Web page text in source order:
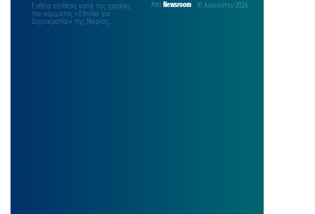
Από Newsroom 10 Αυγούστου 2026
Ευθεία επίθεση κατά της ηγεσίας
του κόμματος «Ελπίδα για
Δημοκρατία» της Μαρίας